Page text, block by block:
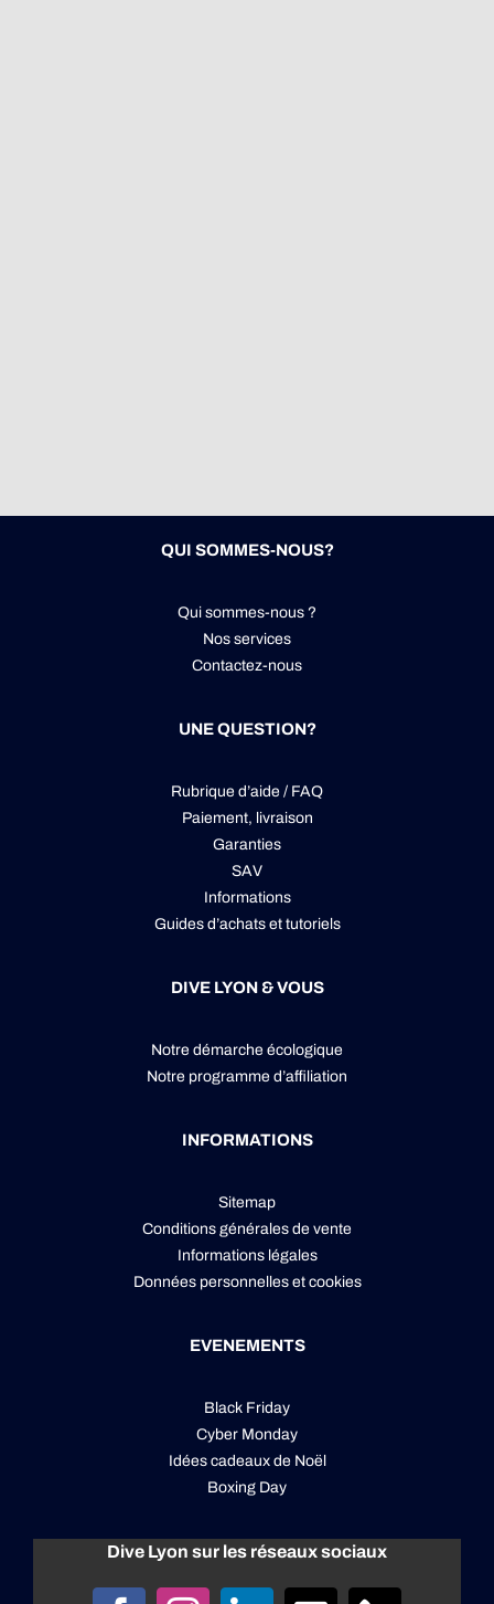
QUI SOMMES-NOUS?
Qui sommes-nous ?
Nos services
Contactez-nous
UNE QUESTION?
Rubrique d’aide / FAQ
Paiement, livraison
Garanties
SAV
Informations
Guides d’achats et tutoriels
DIVE LYON & VOUS
Notre démarche écologique
Notre programme d’affiliation
INFORMATIONS
Sitemap
Conditions générales de vente
Informations légales
Données personnelleset cookies
EVENEMENTS
Black Friday
Cyber Monday
Idées cadeaux de Noël
Boxing Day
Dive Lyon sur les réseaux sociaux